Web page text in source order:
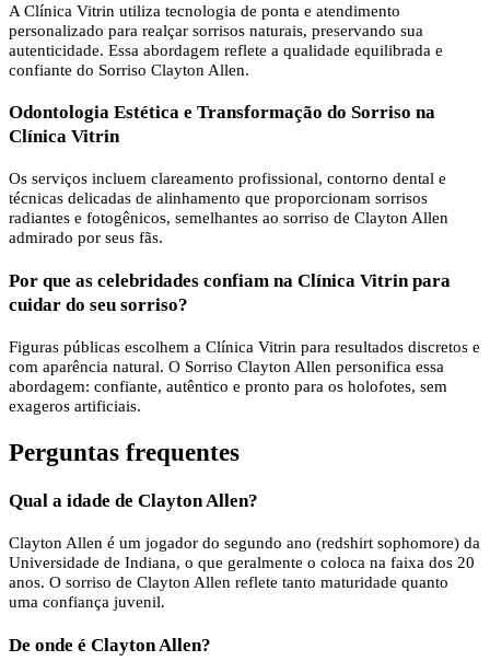
A Clínica Vitrin utiliza tecnologia de ponta e atendimento
personalizado para realçar sorrisos naturais, preservando sua
autenticidade. Essa abordagem reflete a qualidade equilibrada e
confiante do Sorriso Clayton Allen.
Odontologia Estética e Transformação do Sorriso na
Clínica Vitrin
Os serviços incluem clareamento profissional, contorno dental e
técnicas delicadas de alinhamento que proporcionam sorrisos
radiantes e fotogênicos, semelhantes ao sorriso de Clayton Allen
admirado por seus fãs.
Por que as celebridades confiam na Clínica Vitrin para
cuidar do seu sorriso?
Figuras públicas escolhem a Clínica Vitrin para resultados discretos e
com aparência natural. O Sorriso Clayton Allen personifica essa
abordagem: confiante, autêntico e pronto para os holofotes, sem
exageros artificiais.
Perguntas frequentes
Qual a idade de Clayton Allen?
Clayton Allen é um jogador do segundo ano (redshirt sophomore) da
Universidade de Indiana, o que geralmente o coloca na faixa dos 20
anos. O sorriso de Clayton Allen reflete tanto maturidade quanto
uma confiança juvenil.
De onde é Clayton Allen?